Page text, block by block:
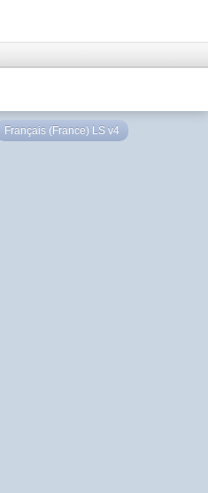
Français (France) LS v4